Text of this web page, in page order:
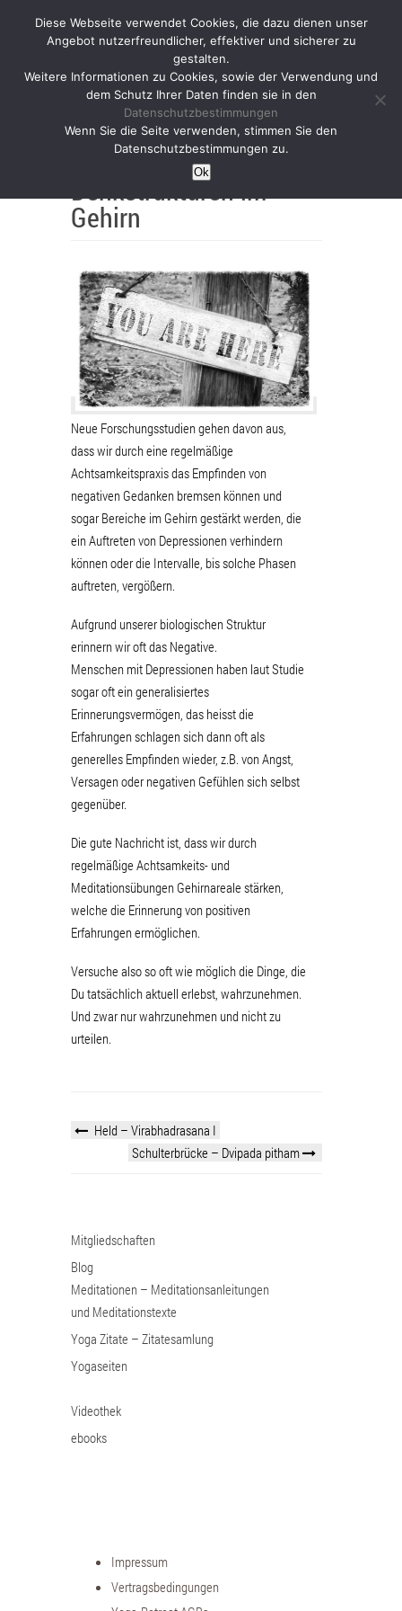
Achtsamkeit –
Übungen verändern
Denkstrukturen im
Gehirn
Neue Forschungsstudien gehen davon aus,
dass wir durch eine regelmäßige
Achtsamkeitspraxis das Empfinden von
negativen Gedanken bremsen können und
sogar Bereiche im Gehirn gestärkt werden, die
ein Auftreten von Depressionen verhindern
können oder die Intervalle, bis solche Phasen
auftreten, vergößern.
Aufgrund unserer biologischen Struktur
erinnern wir oft das Negative.
Menschen mit Depressionen haben laut Studie
sogar oft ein generalisiertes
Erinnerungsvermögen, das heisst die
Erfahrungen schlagen sich dann oft als
generelles Empfinden wieder, z.B. von Angst,
Versagen oder negativen Gefühlen sich selbst
gegenüber.
Die gute Nachricht ist, dass wir durch
regelmäßige Achtsamkeits- und
Meditationsübungen Gehirnareale stärken,
welche die Erinnerung von positiven
Erfahrungen ermöglichen.
Versuche also so oft wie möglich die Dinge, die
Du tatsächlich aktuell erlebst, wahrzunehmen.
Und zwar nur wahrzunehmen und nicht zu
urteilen.
Held – Virabhadrasana I
Schulterbrücke – Dvipada pitham
Mitgliedschaften
Blog
Meditationen – Meditationsanleitungen
und Meditationstexte
Yoga Zitate – Zitatesamlung
Yogaseiten
Videothek
ebooks
Impressum
Vertragsbedingungen
Diese Webseite verwendet Cookies, die dazu dienen unser
Angebot nutzerfreundlicher, effektiver und sicherer zu
gestalten.
Weitere Informationen zu Cookies, sowie der Verwendung und
dem Schutz Ihrer Daten finden sie in den
Datenschutzbestimmungen
Wenn Sie die Seite verwenden, stimmen Sie den
Datenschutzbestimmungen zu.
Ok